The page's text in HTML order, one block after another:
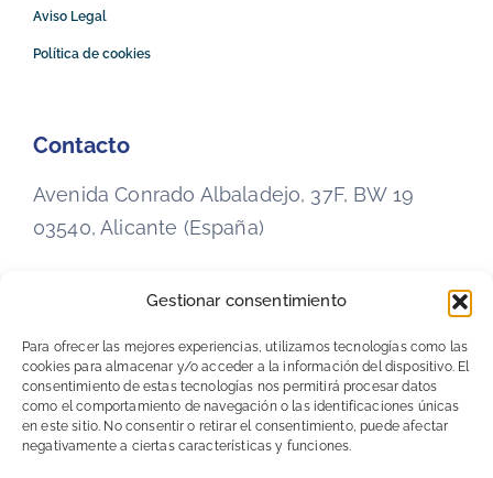
Gestionar consentimiento
Para ofrecer las mejores experiencias, utilizamos tecnologías como las
cookies para almacenar y/o acceder a la información del dispositivo. El
consentimiento de estas tecnologías nos permitirá procesar datos
como el comportamiento de navegación o las identificaciones únicas
en este sitio. No consentir o retirar el consentimiento, puede afectar
negativamente a ciertas características y funciones.
Aviso Legal
Política de cookies
Contacto
Avenida Conrado Albaladejo, 37F, BW 19
03540, Alicante (España)
+34 965 29 14 80
disain@disainip.eu